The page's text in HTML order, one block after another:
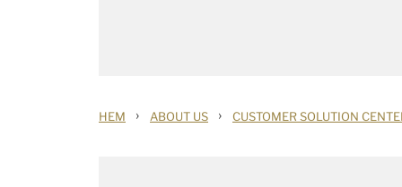
HEM › ABOUT US › CUSTOMER SOLUTION